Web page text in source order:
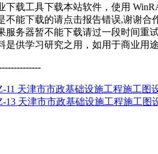
载工具下载本站软件，使用
能下载的请点击报告错误,谢谢合
务器暂不能下载请过一段时间重试
供学习研究之用，如用于商业用
11 天津市市政基础设施工程施工图
13 天津市市政基础设施工程施工图